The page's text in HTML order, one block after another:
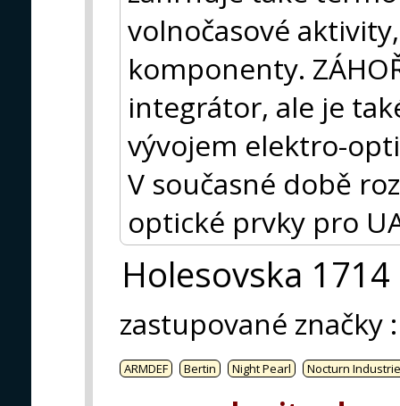
volnočasové
komponenty.
integrátor, ale je
vývojem elektro-
V současné době
optické prvky pro
Holesovska 1714
zastupované značky :
ARMDEF Bertin Night Pearl Nocturn